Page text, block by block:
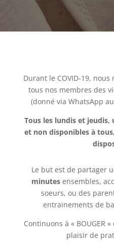
Durant le COVID-19,
tous nos membres des
(donné via WhatsApp
Tous les lundis et jeudis,
et non disponibles à
Le but est de partager
minutes ensembles,
soeurs, ou des
entrainements de
Continuons à « BOUGER
plaisir de